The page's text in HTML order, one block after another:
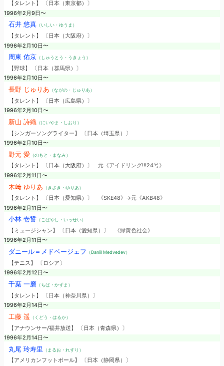
【タレント】 〔日本（東京都）〕
1996年2月9日〜
石井 悠真（いしい・ゆうま）
【タレント】 〔日本（大阪府）〕
1996年2月10日〜
周東 佑京 （しゅうとう・うきょう）
【野球】 〔日本（群馬県）〕
1996年2月10日〜
長野 じゅりあ （ながの・じゅりあ）
【タレント】 〔日本（広島県）〕
1996年2月10日〜
新山 詩織（にいやま・しおり）
【シンガーソングライター】 〔日本（埼玉県）〕
1996年2月10日〜
野元 愛（のもと・まなみ）
【タレント】 〔日本（大阪府）〕 元《アイドリング!!!24号》
1996年2月11日〜
木﨑 ゆりあ （きざき・ゆりあ）
【タレント】 〔日本（愛知県）〕
《SKE48》→元《AKB48》
1996年2月11日〜
小林 壱誓（こばやし・いっせい）
【ミュージシャン】 〔日本（愛知県）〕
《緑黄色社会》
1996年2月11日〜
ダニール＝メドベージェフ （Daniil Medvedev）
【テニス】 〔ロシア〕
1996年2月12日〜
千葉 一磨（ちば・かずま）
【タレント】 〔日本（神奈川県）〕
1996年2月14日〜
工藤 遥 （くどう・はるか）
【アナウンサー/福井放送】 〔日本（青森県）〕
1996年2月14日〜
丸尾 玲寿里 （まるお・れすり）
【アメリカンフットボール】 〔日本（静岡県）〕